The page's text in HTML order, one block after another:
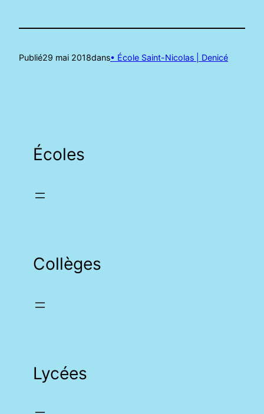
Publié29 mai 2018dans• École Saint-Nicolas | Denicé
Écoles
Collèges
Lycées